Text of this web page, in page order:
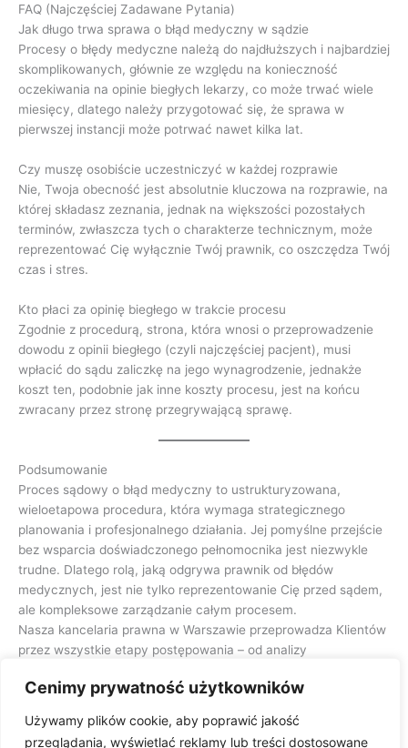
Cenimy prywatność użytkowników
Używamy plików cookie, aby poprawić jakość
przeglądania, wyświetlać reklamy lub treści dostosowane
FAQ (Najczęściej Zadawane Pytania)
Jak długo trwa sprawa o błąd medyczny w sądzie
Procesy o błędy medyczne należą do najdłuższych i najbardziej
skomplikowanych, głównie ze względu na konieczność
oczekiwania na opinie biegłych lekarzy, co może trwać wiele
miesięcy, dlatego należy przygotować się, że sprawa w
pierwszej instancji może potrwać nawet kilka lat.
Czy muszę osobiście uczestniczyć w każdej rozprawie
Nie, Twoja obecność jest absolutnie kluczowa na rozprawie, na
której składasz zeznania, jednak na większości pozostałych
terminów, zwłaszcza tych o charakterze technicznym, może
reprezentować Cię wyłącznie Twój prawnik, co oszczędza Twój
czas i stres.
Kto płaci za opinię biegłego w trakcie procesu
Zgodnie z procedurą, strona, która wnosi o przeprowadzenie
dowodu z opinii biegłego (czyli najczęściej pacjent), musi
wpłacić do sądu zaliczkę na jego wynagrodzenie, jednakże
koszt ten, podobnie jak inne koszty procesu, jest na końcu
zwracany przez stronę przegrywającą sprawę.
Podsumowanie
Proces sądowy o błąd medyczny to ustrukturyzowana,
wieloetapowa procedura, która wymaga strategicznego
planowania i profesjonalnego działania. Jej pomyślne przejście
bez wsparcia doświadczonego pełnomocnika jest niezwykle
trudne. Dlatego rolą, jaką odgrywa prawnik od błędów
medycznych, jest nie tylko reprezentowanie Cię przed sądem,
ale kompleksowe zarządzanie całym procesem.
Nasza kancelaria prawna w Warszawie przeprowadza Klientów
przez wszystkie etapy postępowania – od analizy
wyroku. Rozumiemy, jak trudne są to sprawy, dlatego
wsparcie i zaangażowanie.